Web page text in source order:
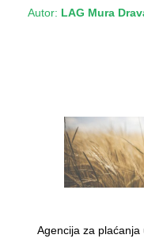
Autor: LAG Mura
Agencija za